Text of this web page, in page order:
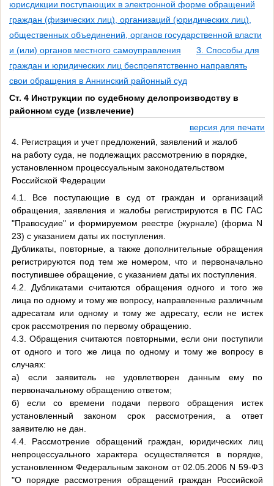
юрисдикции поступающих в электронной форме обращений
граждан (физических лиц), организаций (юридических лиц),
общественных объединений, органов государственной власти
и (или) органов местного самоуправления
3. Способы для
граждан и юридических лиц беспрепятственно направлять
свои обращения в Аннинский районный суд
Ст. 4 Инструкции по судебному делопроизводству в
районном суде (извлечение)
версия для печати
4. Регистрация и учет предложений, заявлений и жалоб
на работу суда, не подлежащих рассмотрению в порядке,
установленном процессуальным законодательством
Российской Федерации
4.1. Все поступающие в суд от граждан и организаций
обращения, заявления и жалобы регистрируются в ПС ГАС
"Правосудие" и формируемом реестре (журнале) (форма N
23) с указанием даты их поступления.
Дубликаты, повторные, а также дополнительные обращения
регистрируются под тем же номером, что и первоначально
поступившее обращение, с указанием даты их поступления.
4.2. Дубликатами считаются обращения одного и того же
лица по одному и тому же вопросу, направленные различным
адресатам или одному и тому же адресату, если не истек
срок рассмотрения по первому обращению.
4.3. Обращения считаются повторными, если они поступили
от одного и того же лица по одному и тому же вопросу в
случаях:
а) если заявитель не удовлетворен данным ему по
первоначальному обращению ответом;
б) если со времени подачи первого обращения истек
установленный законом срок рассмотрения, а ответ
заявителю не дан.
4.4. Рассмотрение обращений граждан, юридических лиц
непроцессуального характера осуществляется в порядке,
установленном Федеральным законом от 02.05.2006 N 59-ФЗ
"О порядке рассмотрения обращений граждан Российской